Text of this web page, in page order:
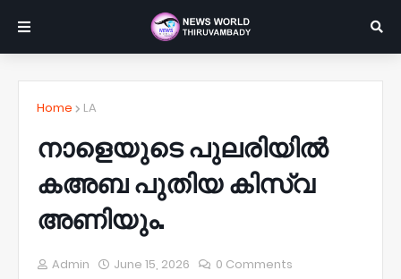
Home LA
നാളെയുടെ പുലരിയിൽ
കഅബ പുതിയ കിസ്‌വ
അണിയും.
Admin June 15, 2026 0 Comments